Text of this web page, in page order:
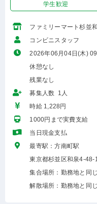
学生歓迎
ファミリーマート杉並
コンビニスタッフ
2026年06月04日(木)
休憩なし
残業なし
募集人数 1人
時給 1,228円
1000円まで実費支給
当日現金支払
最寄駅：方南町駅
東京都杉並区和泉4-48-
集合場所：勤務地と同じ
解散場所：勤務地と同じ